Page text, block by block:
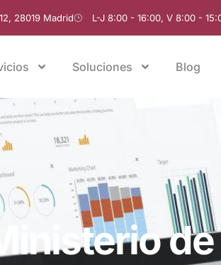
28019 Madrid L-J 8:00 - 16:00, V 8:00 -
Soluciones Blog
Ministerio de